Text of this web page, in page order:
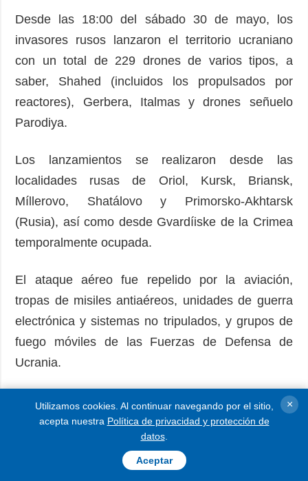
Desde las 18:00 del sábado 30 de mayo, los
invasores rusos lanzaron el territorio ucraniano
con un total de 229 drones de varios tipos, a
saber, Shahed (incluidos los propulsados por
reactores), Gerbera, Italmas y drones señuelo
Parodiya.
Los lanzamientos se realizaron desde las
localidades rusas de Oriol, Kursk, Briansk,
Míllerovo, Shatálovo y Primorsko-Akhtarsk
(Rusia), así como desde Gvardíiske de la Crimea
temporalmente ocupada.
El ataque aéreo fue repelido por la aviación,
tropas de misiles antiaéreos, unidades de guerra
electrónica y sistemas no tripulados, y grupos de
fuego móviles de las Fuerzas de Defensa de
Ucrania.
Hasta las 08:30 del domingo 31 de mayo, las
fuerzas de defensa aérea derribaron/suprimieron
212 drones enemigos en el este y norte de
Utilizamos cookies. Al continuar navegando por el sitio,
acepta nuestra Política de privacidad y protección de
datos.
Aceptar
×